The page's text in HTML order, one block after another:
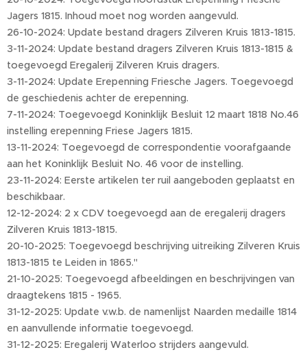
Jagers 1815. Inhoud moet nog worden aangevuld.
26-10-2024: Update bestand dragers Zilveren Kruis 1813-1815.
3-11-2024: Update bestand dragers Zilveren Kruis 1813-1815 &
toegevoegd Eregalerij Zilveren Kruis dragers.
3-11-2024: Update Erepenning Friesche Jagers. Toegevoegd
de geschiedenis achter de erepenning.
7-11-2024: Toegevoegd Koninklijk Besluit 12 maart 1818 No.46
instelling erepenning Friese Jagers 1815.
13-11-2024: Toegevoegd de correspondentie voorafgaande
aan het Koninklijk Besluit No. 46 voor de instelling.
23-11-2024: Eerste artikelen ter ruil aangeboden geplaatst en
beschikbaar.
12-12-2024: 2 x CDV toegevoegd aan de eregalerij dragers
Zilveren Kruis 1813-1815.
20-10-2025: Toegevoegd beschrijving uitreiking Zilveren Kruis
1813-1815 te Leiden in 1865."
21-10-2025: Toegevoegd afbeeldingen en beschrijvingen van
draagtekens 1815 - 1965.
31-12-2025: Update v.w.b. de namenlijst Naarden medaille 1814
en aanvullende informatie toegevoegd.
31-12-2025: Eregalerij Waterloo strijders aangevuld.